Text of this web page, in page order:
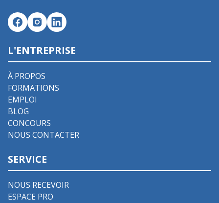
L'ENTREPRISE
À PROPOS
FORMATIONS
EMPLOI
BLOG
CONCOURS
NOUS CONTACTER
SERVICE
NOUS RECEVOIR
ESPACE PRO